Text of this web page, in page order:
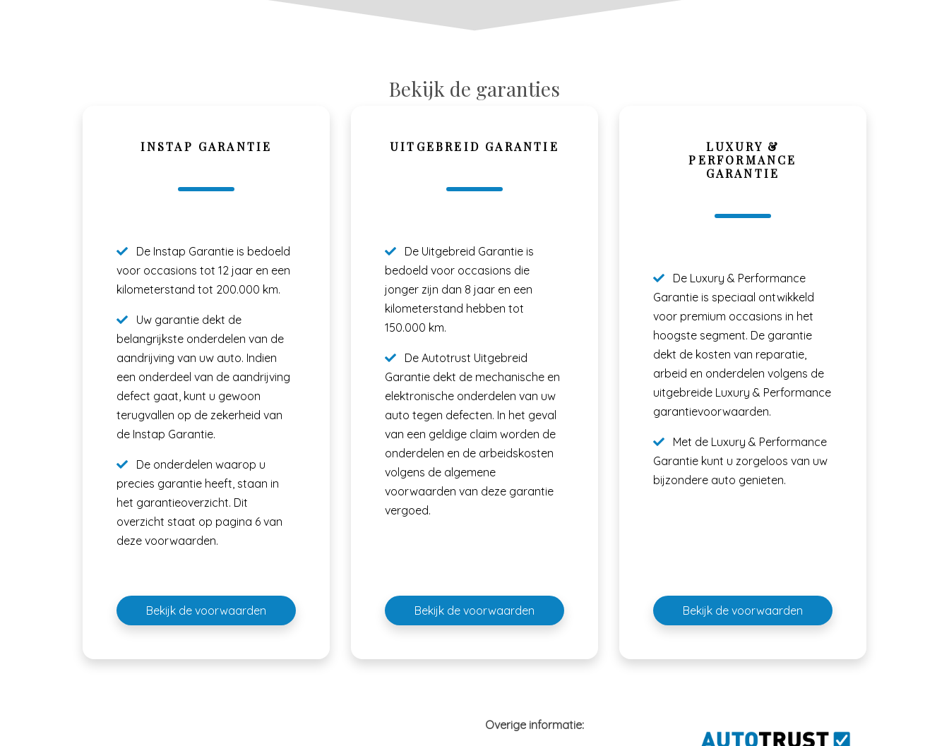
Bekijk de garanties
INSTAP GARANTIE
De Instap Garantie is bedoeld
voor occasions tot 12 jaar en een
kilometerstand tot 200.000 km.
Uw garantie dekt de
belangrijkste onderdelen van de
aandrijving van uw auto. Indien
een onderdeel van de aandrijving
defect gaat, kunt u gewoon
terugvallen op de zekerheid van
de Instap Garantie.
De onderdelen waarop u
precies garantie heeft, staan in
het garantieoverzicht. Dit
overzicht staat op pagina 6 van
deze voorwaarden.
Bekijk de voorwaarden
UITGEBREID GARANTIE
De Uitgebreid Garantie is
bedoeld voor occasions die
jonger zijn dan 8 jaar en een
kilometerstand hebben tot
150.000 km.
De Autotrust Uitgebreid
Garantie dekt de mechanische en
elektronische onderdelen van uw
auto tegen defecten. In het geval
van een geldige claim worden de
onderdelen en de arbeidskosten
volgens de algemene
voorwaarden van deze garantie
vergoed.
Bekijk de voorwaarden
LUXURY &
PERFORMANCE
GARANTIE
De Luxury & Performance
Garantie is speciaal ontwikkeld
voor premium occasions in het
hoogste segment. De garantie
dekt de kosten van reparatie,
arbeid en onderdelen volgens de
uitgebreide Luxury & Performance
garantievoorwaarden.
Met de Luxury & Performance
Garantie kunt u zorgeloos van uw
bijzondere auto genieten.
Bekijk de voorwaarden
Overige informatie: